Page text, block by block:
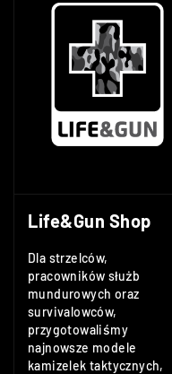
Life&Gun Shop
Dla strzelców,
pracowników służb
mundurowych oraz
survivalowców,
przygotowaliśmy
najnowsze modele
kamizelek taktycznych,